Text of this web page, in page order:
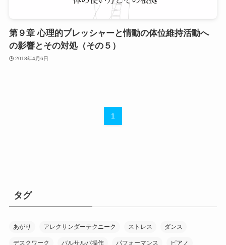
第９章 心理的プレッシャーと情動の体位維持活動へ
の影響とその対処（その５）
2018年4月6日
1
タグ
あがり アレクサンダーテクニーク ストレス ダンス
デスクワーク バルサルバ操作 パフォーマンス ピアノ